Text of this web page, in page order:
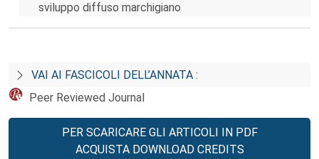
sviluppo diffuso marchigiano
VAI AI FASCICOLI DELL’ANNATA :
Peer Reviewed Journal
PER SCARICARE GLI ARTICOLI IN PDF
ACQUISTA DOWNLOAD CREDITS